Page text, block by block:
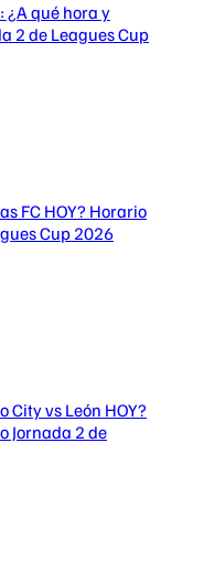
¿A qué hora y
2 de Leagues Cup
FC HOY? Horario
Cup 2026
City vs León HOY?
Jornada 2 de